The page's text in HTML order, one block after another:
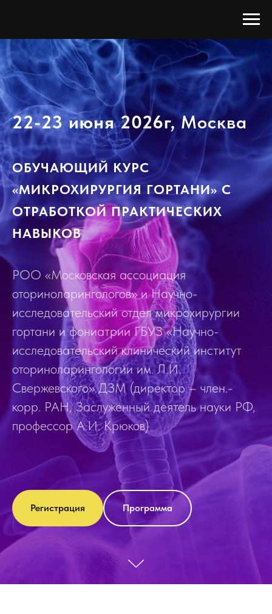
22-23 июня 2026г,Москва
ОБУЧАЮЩИЙ КУРС
«МИКРОХИРУРГИЯ ГОРТАНИ» С
ОТРАБОТКОЙ ПРАКТИЧЕСКИХ
НАВЫКОВ
РОО «Московская ассоциация
оториноларингологов» и Научно-
исследовательский отдел микрохирургии
гортани и фониатрии ГБУЗ «Научно-
исследовательский клинический институт
оториноларингологии им. Л.И.
Свержевского» ДЗМ (директор – член.-
корр. РАН, Заслуженный деятель науки РФ,
профессор А.И. Крюков)
Регистрация Программа